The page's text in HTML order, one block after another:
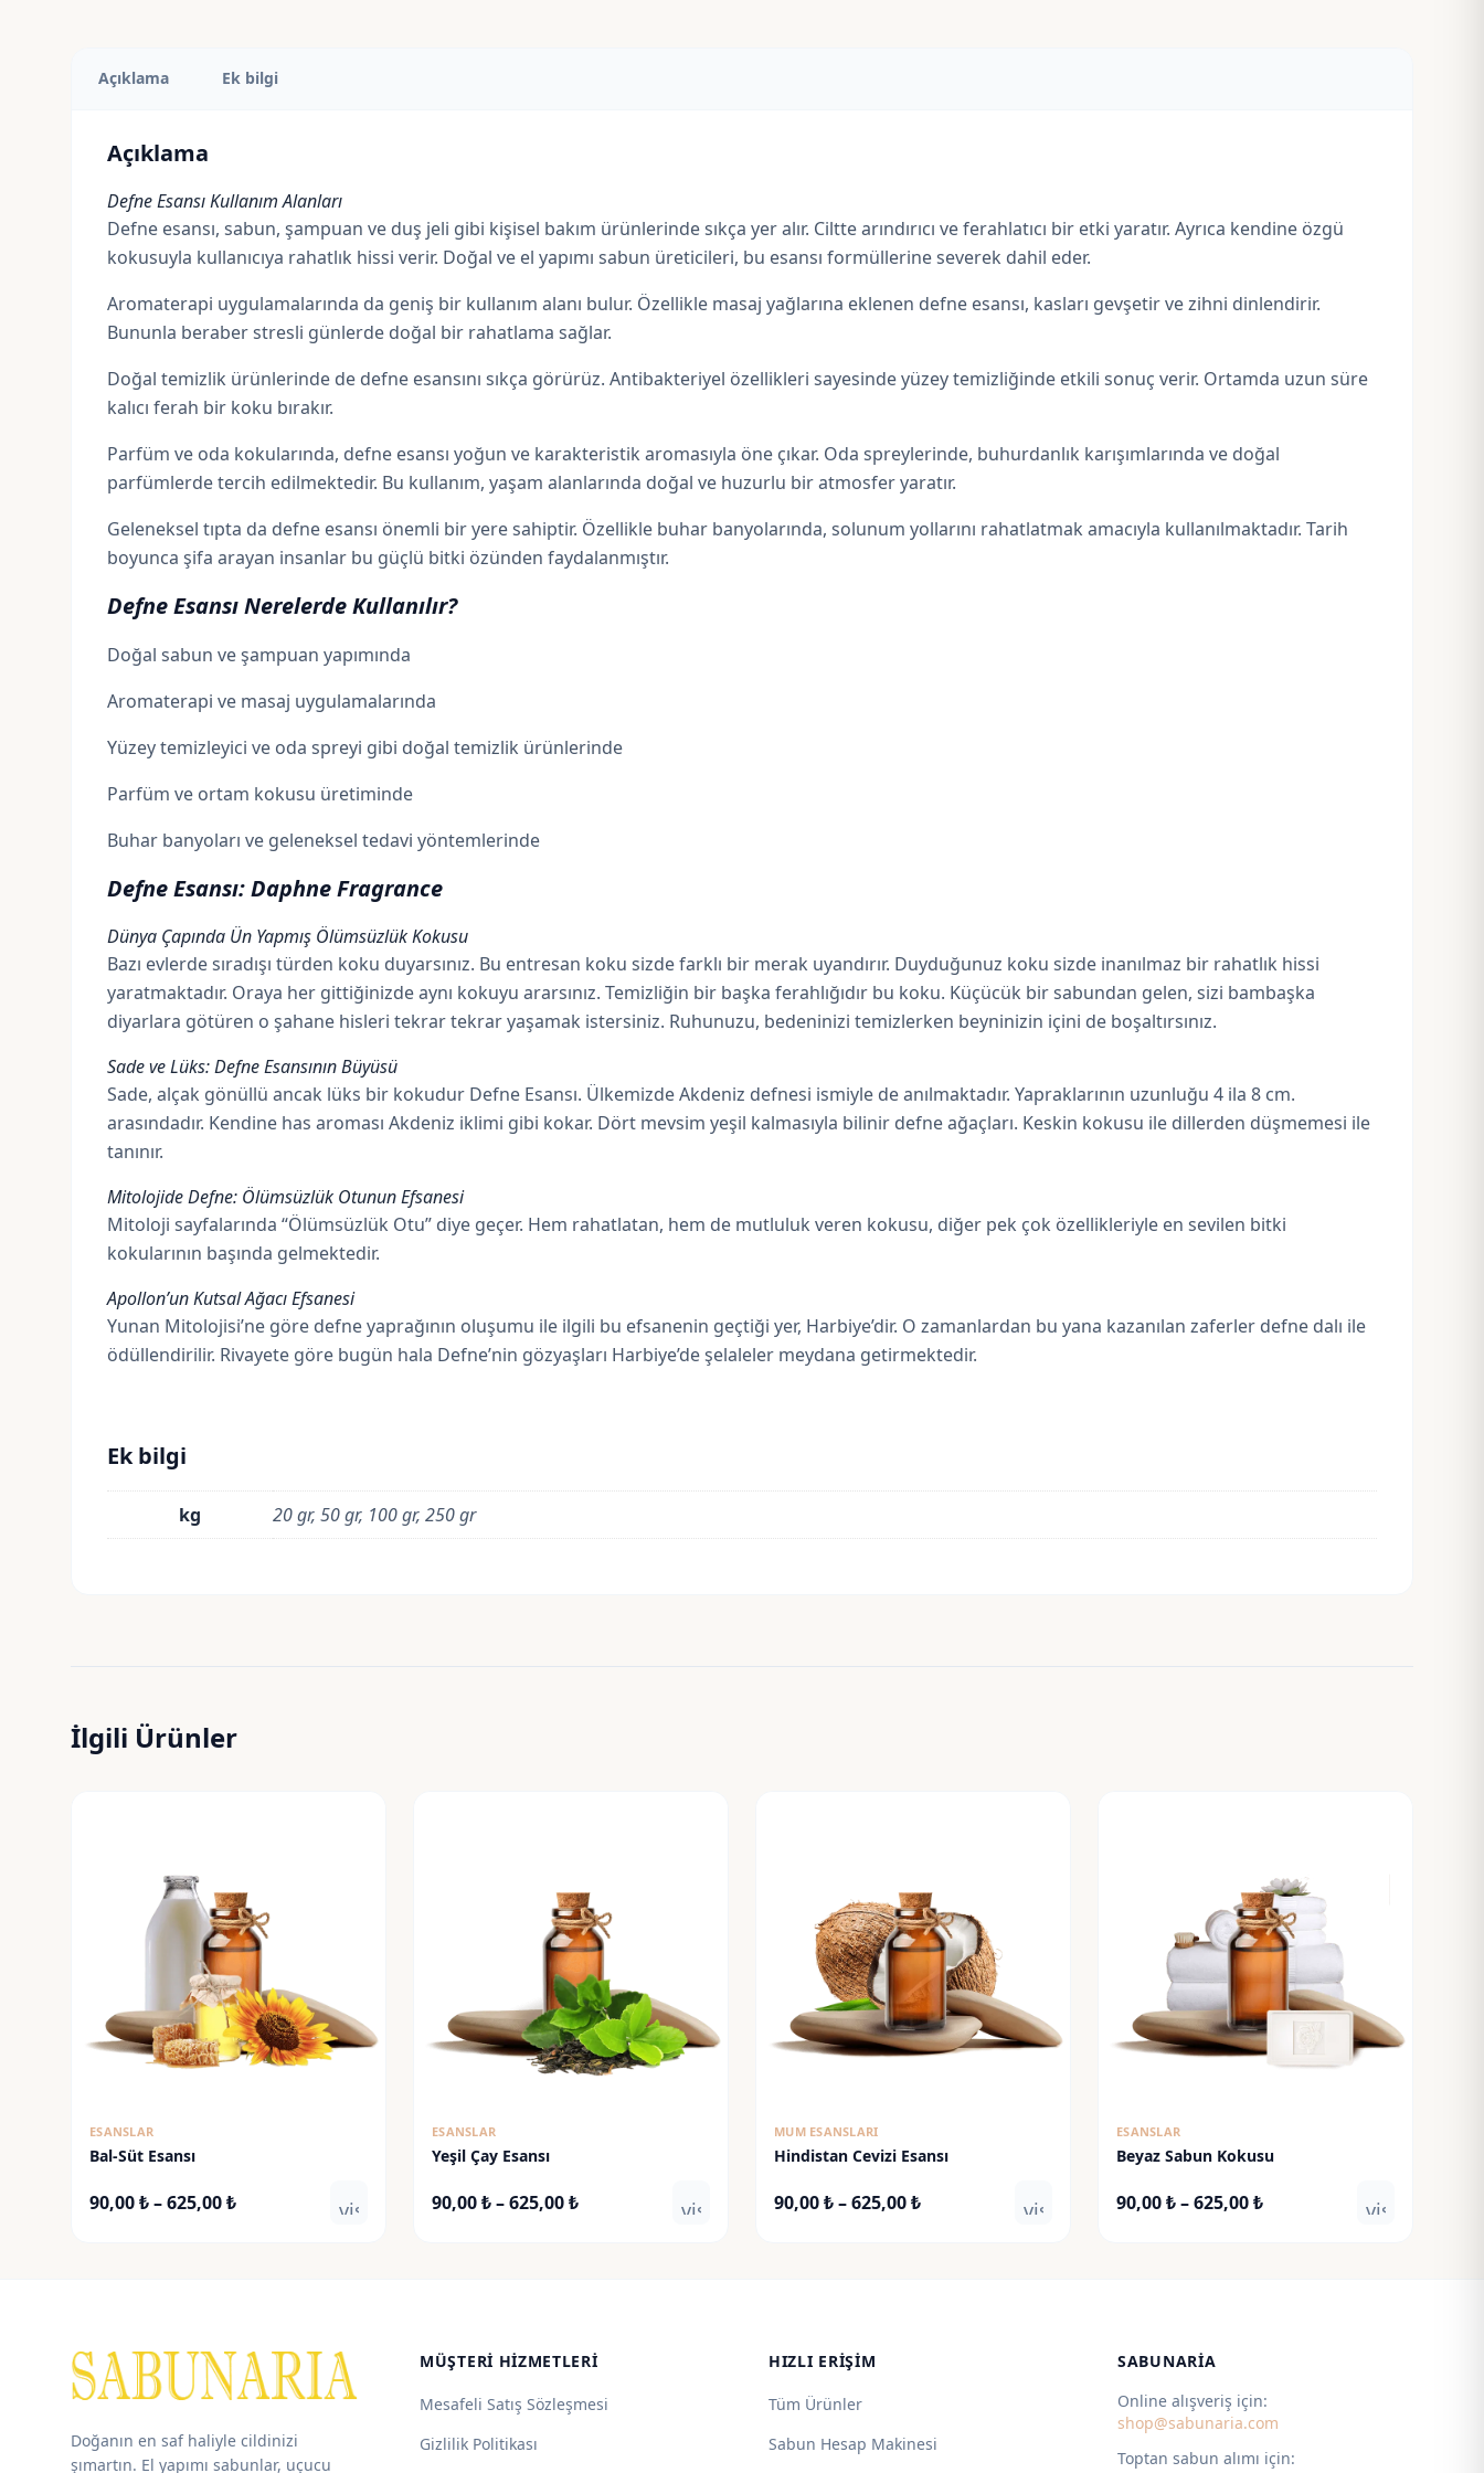
Açıklama Ek bilgi
Açıklama
Defne Esansı Kullanım Alanları
Defne esansı, sabun, şampuan ve duş jeli gibi kişisel bakım ürünlerinde sıkça yer alır. Ciltte arındırıcı ve ferahlatıcı bir etki yaratır. Ayrıca kendine özgü
kokusuyla kullanıcıya rahatlık hissi verir. Doğal ve el yapımı sabun üreticileri, bu esansı formüllerine severek dahil eder.
Aromaterapi uygulamalarında da geniş bir kullanım alanı bulur. Özellikle masaj yağlarına eklenen defne esansı, kasları gevşetir ve zihni dinlendirir.
Bununla beraber stresli günlerde doğal bir rahatlama sağlar.
Doğal temizlik ürünlerinde de defne esansını sıkça görürüz. Antibakteriyel özellikleri sayesinde yüzey temizliğinde etkili sonuç verir. Ortamda uzun süre
kalıcı ferah bir koku bırakır.
Parfüm ve oda kokularında, defne esansı yoğun ve karakteristik aromasıyla öne çıkar. Oda spreylerinde, buhurdanlık karışımlarında ve doğal
parfümlerde tercih edilmektedir. Bu kullanım, yaşam alanlarında doğal ve huzurlu bir atmosfer yaratır.
Geleneksel tıpta da defne esansı önemli bir yere sahiptir. Özellikle buhar banyolarında, solunum yollarını rahatlatmak amacıyla kullanılmaktadır. Tarih
boyunca şifa arayan insanlar bu güçlü bitki özünden faydalanmıştır.
Defne Esansı Nerelerde Kullanılır?
Doğal sabun ve şampuan yapımında
Aromaterapi ve masaj uygulamalarında
Yüzey temizleyici ve oda spreyi gibi doğal temizlik ürünlerinde
Parfüm ve ortam kokusu üretiminde
Buhar banyoları ve geleneksel tedavi yöntemlerinde
Defne Esansı: Daphne Fragrance
Dünya Çapında Ün Yapmış Ölümsüzlük Kokusu
Bazı evlerde sıradışı türden koku duyarsınız. Bu entresan koku sizde farklı bir merak uyandırır. Duyduğunuz koku sizde inanılmaz bir rahatlık hissi
yaratmaktadır. Oraya her gittiğinizde aynı kokuyu ararsınız. Temizliğin bir başka ferahlığıdır bu koku. Küçücük bir sabundan gelen, sizi bambaşka
diyarlara götüren o şahane hisleri tekrar tekrar yaşamak istersiniz. Ruhunuzu, bedeninizi temizlerken beyninizin içini de boşaltırsınız.
Sade ve Lüks: Defne Esansının Büyüsü
Sade, alçak gönüllü ancak lüks bir kokudur Defne Esansı. Ülkemizde Akdeniz defnesi ismiyle de anılmaktadır. Yapraklarının uzunluğu 4 ila 8 cm.
arasındadır. Kendine has aroması Akdeniz iklimi gibi kokar. Dört mevsim yeşil kalmasıyla bilinir defne ağaçları. Keskin kokusu ile dillerden düşmemesi ile
tanınır.
Mitolojide Defne: Ölümsüzlük Otunun Efsanesi
Mitoloji sayfalarında “Ölümsüzlük Otu” diye geçer. Hem rahatlatan, hem de mutluluk veren kokusu, diğer pek çok özellikleriyle en sevilen bitki
kokularının başında gelmektedir.
Apollon’un Kutsal Ağacı Efsanesi
Yunan Mitolojisi’ne göre defne yaprağının oluşumu ile ilgili bu efsanenin geçtiği yer, Harbiye’dir. O zamanlardan bu yana kazanılan zaferler defne dalı ile
ödüllendirilir. Rivayete göre bugün hala Defne’nin gözyaşları Harbiye’de şelaleler meydana getirmektedir.
Ek bilgi
kg 20 gr, 50 gr, 100 gr, 250 gr
İlgili Ürünler
ESANSLAR
Bal-Süt Esansı
90,00₺–625,00₺Fiyat
visibility
ESANSLAR
Yeşil Çay Esansı
90,00₺–625,00₺Fiyat
visibility
MUM ESANSLARI
Hindistan Cevizi Esansı
90,00₺–625,00₺Fiyat
visibility
ESANSLAR
Beyaz Sabun Kokusu
90,00₺–625,00₺Fiyat
visibility
Doğanın en saf haliyle cildinizi
şımartın. El yapımı sabunlar, uçucu
MÜŞTERI HIZMETLERI
Mesafeli Satış Sözleşmesi
Gizlilik Politikası
HIZLI ERIŞIM
Tüm Ürünler
Sabun Hesap Makinesi
SABUNARIA
Online alışveriş için:
shop@sabunaria.com
Toptan sabun alımı için: